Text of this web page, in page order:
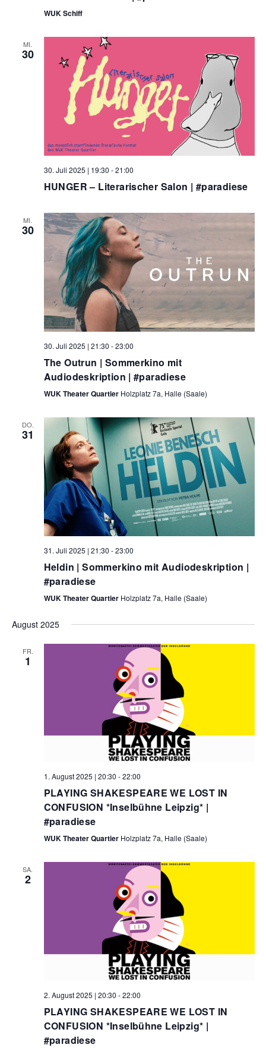
WUK Schiff
MI.
30
30. Juli 2025 | 19:30 -21:00
HUNGER – Literarischer Salon | #paradiese
MI.
30
30. Juli 2025 | 21:30 -23:00
The Outrun | Sommerkino mit
Audiodeskription | #paradiese
WUK Theater Quartier Holzplatz 7a, Halle (Saale)
DO.
31
31. Juli 2025 | 21:30 -23:00
Heldin | Sommerkino mit Audiodeskription |
#paradiese
WUK Theater Quartier Holzplatz 7a, Halle (Saale)
August 2025
FR.
1
1. August 2025 | 20:30 -22:00
PLAYING SHAKESPEARE WE LOST IN
CONFUSION *Inselbühne Leipzig* |
#paradiese
WUK Theater Quartier Holzplatz 7a, Halle (Saale)
SA.
2
2. August 2025 | 20:30 -22:00
PLAYING SHAKESPEARE WE LOST IN
CONFUSION *Inselbühne Leipzig* |
#paradiese